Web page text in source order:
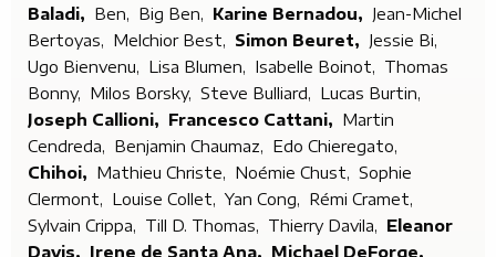
Baladi, Ben, Big Ben, Karine Bernadou, Jean-Michel
Bertoyas, Melchior Best, Simon Beuret, Jessie Bi,
Ugo Bienvenu, Lisa Blumen, Isabelle Boinot, Thomas
Bonny, Milos Borsky, Steve Bulliard, Lucas Burtin,
Joseph Callioni, Francesco Cattani, Martin
Cendreda, Benjamin Chaumaz, Edo Chieregato,
Chihoi, Mathieu Christe, Noémie Chust, Sophie
Clermont, Louise Collet, Yan Cong, Rémi Cramet,
Sylvain Crippa, Till D. Thomas, Thierry Davila, Eleanor
Davis, Irene de Santa Ana, Michael DeForge,